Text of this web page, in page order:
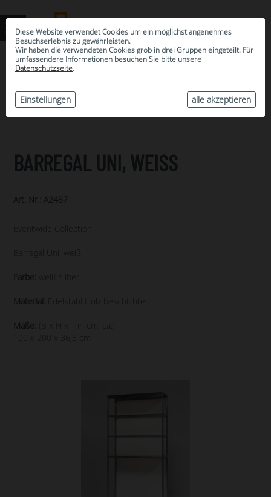
Diese Website verwendet Cookies um ein möglichst angenehmes
Besuchserlebnis zu gewährleisten.
Wir haben die verwendeten Cookies grob in drei Gruppen eingeteilt. Für
umfassendere Informationen besuchen Sie bitte unsere
Datenschutzseite.
alle akzeptieren
Einstellungen
ARCHIV
BARREGAL UNI, WEISS
Art. Nr.: A2487
Eventwide Collection
Barregal Uni, weiß
Farbe: weiß silber
Material: Edelstahl Holz beschichtet
Maße:
(B x H x T in cm, ca.)
100 x 200 x 36,5 cm